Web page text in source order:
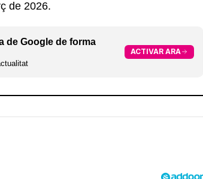
de 2026.
de Google de forma
ACTIVAR ARA